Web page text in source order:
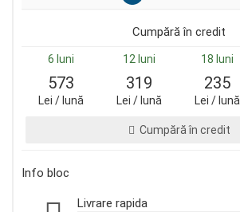
Cumpără în credit
6 luni 12 luni 18 luni
573
Lei / lună
319
Lei / lună
235
Lei / lună
Cumpără în credit
Info bloc
Livrare rapida